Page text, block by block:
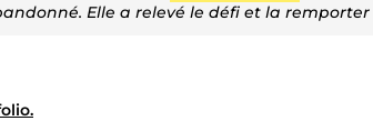
Elle a relevé le défi et la